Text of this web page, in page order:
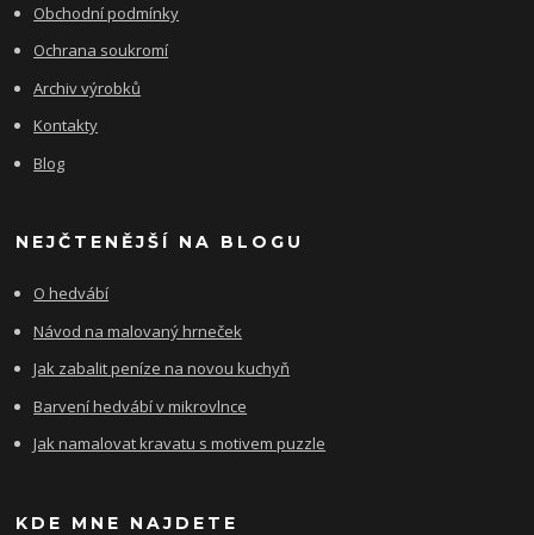
Obchodní podmínky
Ochrana soukromí
Archiv výrobků
Kontakty
Blog
NEJČTENĚJŠÍ NA BLOGU
O hedvábí
Návod na malovaný hrneček
Jak zabalit peníze na novou kuchyň
Barvení hedvábí v mikrovlnce
Jak namalovat kravatu s motivem puzzle
KDE MNE NAJDETE